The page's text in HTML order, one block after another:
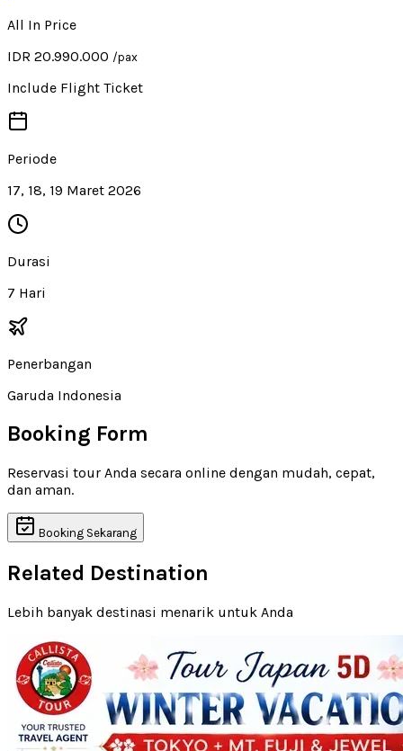
All In Price
IDR 20.990.000 /pax
Include Flight Ticket
Periode
17, 18, 19 Maret 2026
Durasi
7 Hari
Penerbangan
Garuda Indonesia
Booking Form
Reservasi tour Anda secara online dengan mudah, cepat,
dan aman.
Booking Sekarang
Related Destination
Lebih banyak destinasi menarik untuk Anda